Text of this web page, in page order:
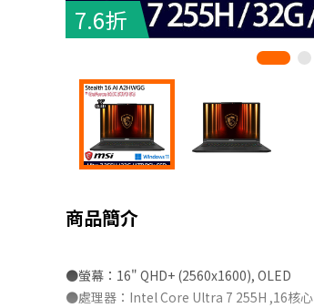
7.6折
商品簡介
●螢幕：16" QHD+ (2560x1600), OLED
●處理器：Intel Core Ultra 7 255H ,16核心